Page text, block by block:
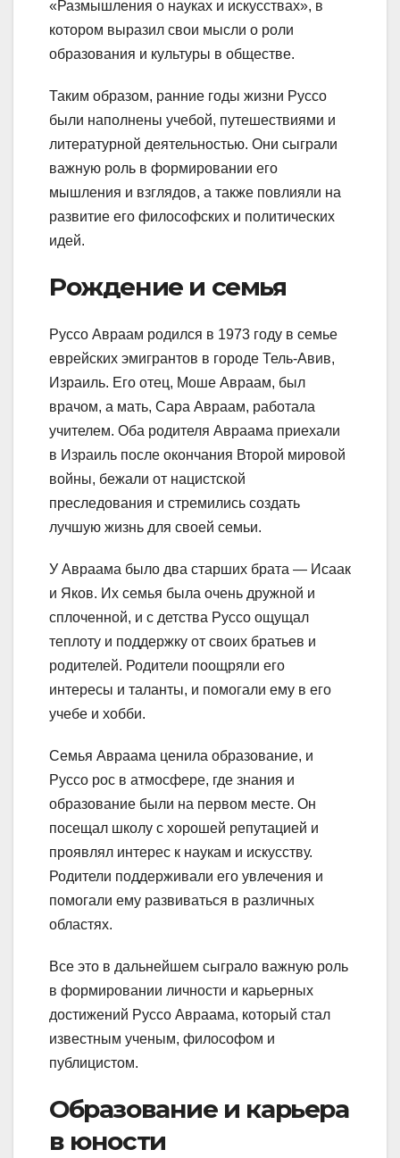
«Размышления о науках и искусствах», в
котором выразил свои мысли о роли
образования и культуры в обществе.
Таким образом, ранние годы жизни Руссо
были наполнены учебой, путешествиями и
литературной деятельностью. Они сыграли
важную роль в формировании его
мышления и взглядов, а также повлияли на
развитие его философских и политических
идей.
Рождение и семья
Руссо Авраам родился в 1973 году в семье
еврейских эмигрантов в городе Тель-Авив,
Израиль. Его отец, Моше Авраам, был
врачом, а мать, Сара Авраам, работала
учителем. Оба родителя Авраама приехали
в Израиль после окончания Второй мировой
войны, бежали от нацистской
преследования и стремились создать
лучшую жизнь для своей семьи.
У Авраама было два старших брата — Исаак
и Яков. Их семья была очень дружной и
сплоченной, и с детства Руссо ощущал
теплоту и поддержку от своих братьев и
родителей. Родители поощряли его
интересы и таланты, и помогали ему в его
учебе и хобби.
Семья Авраама ценила образование, и
Руссо рос в атмосфере, где знания и
образование были на первом месте. Он
посещал школу с хорошей репутацией и
проявлял интерес к наукам и искусству.
Родители поддерживали его увлечения и
помогали ему развиваться в различных
областях.
Все это в дальнейшем сыграло важную роль
в формировании личности и карьерных
достижений Руссо Авраама, который стал
известным ученым, философом и
публицистом.
Образование и карьера
в юности